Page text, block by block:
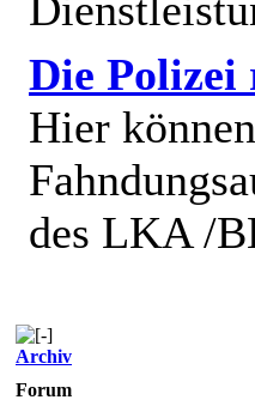
Die
Hier
des LKA /
Archiv
Forum